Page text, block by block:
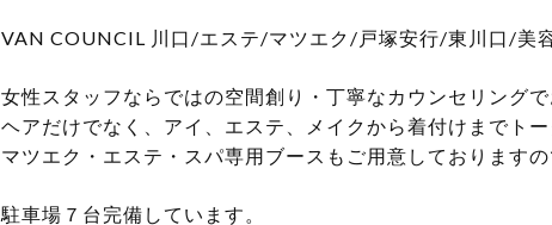
VAN COUNCIL 川口/エステ/マツエク/戸塚安行/東川口/美
女性スタッフならではの空間創り・丁寧なカウンセリング
ヘアだけでなく、アイ、エステ、メイクから着付けまでト
マツエク・エステ・スパ専用ブースもご用意しております
駐車場７台完備しています。